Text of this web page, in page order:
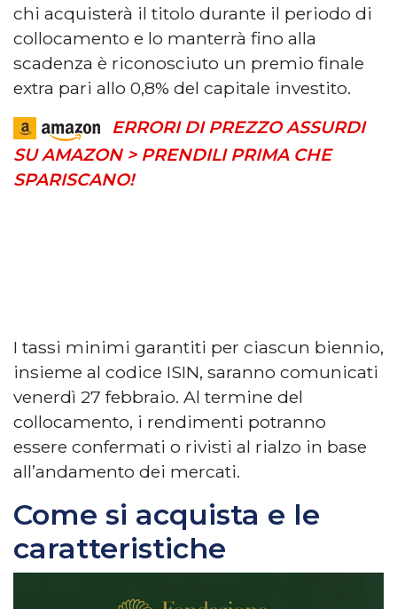
chi acquisterà il titolo durante il periodo di
collocamento e lo manterrà fino alla
scadenza è riconosciuto un premio finale
extra pari allo 0,8% del capitale investito.
ERRORI DI PREZZO ASSURDI
SU AMAZON > PRENDILI PRIMA CHE
SPARISCANO!
I tassi minimi garantiti per ciascun biennio,
insieme al codice ISIN, saranno comunicati
venerdì 27 febbraio. Al termine del
collocamento, i rendimenti potranno
essere confermati o rivisti al rialzo in base
all’andamento dei mercati.
Come si acquista e le
caratteristiche